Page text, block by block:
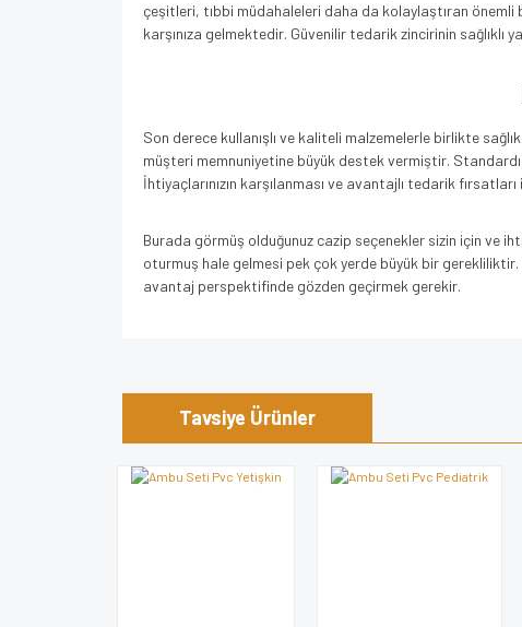
çeşitleri, tıbbi müdahaleleri daha da kolaylaştıran önemli
karşınıza gelmektedir. Güvenilir tedarik zincirinin sağlıklı
Son derece kullanışlı ve kaliteli malzemelerle birlikte
müşteri memnuniyetine büyük destek vermiştir.
İhtiyaçlarınızın karşılanması ve avantajlı tedarik
Burada görmüş olduğunuz cazip seçenekler sizin için ve
oturmuş hale gelmesi pek çok yerde büyük bir
avantaj perspektifinde gözden geçirmek gerekir.
Görüş ve önerileriniz için teşekkür ederiz.
Ürün açıklamasında eksik bilgiler bulunuyor.
Tavsiye Ürünler